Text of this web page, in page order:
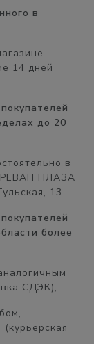
в
14 дней
до 20
в
ПЛАЗА
13.
более
СДЭК);
(курьерская